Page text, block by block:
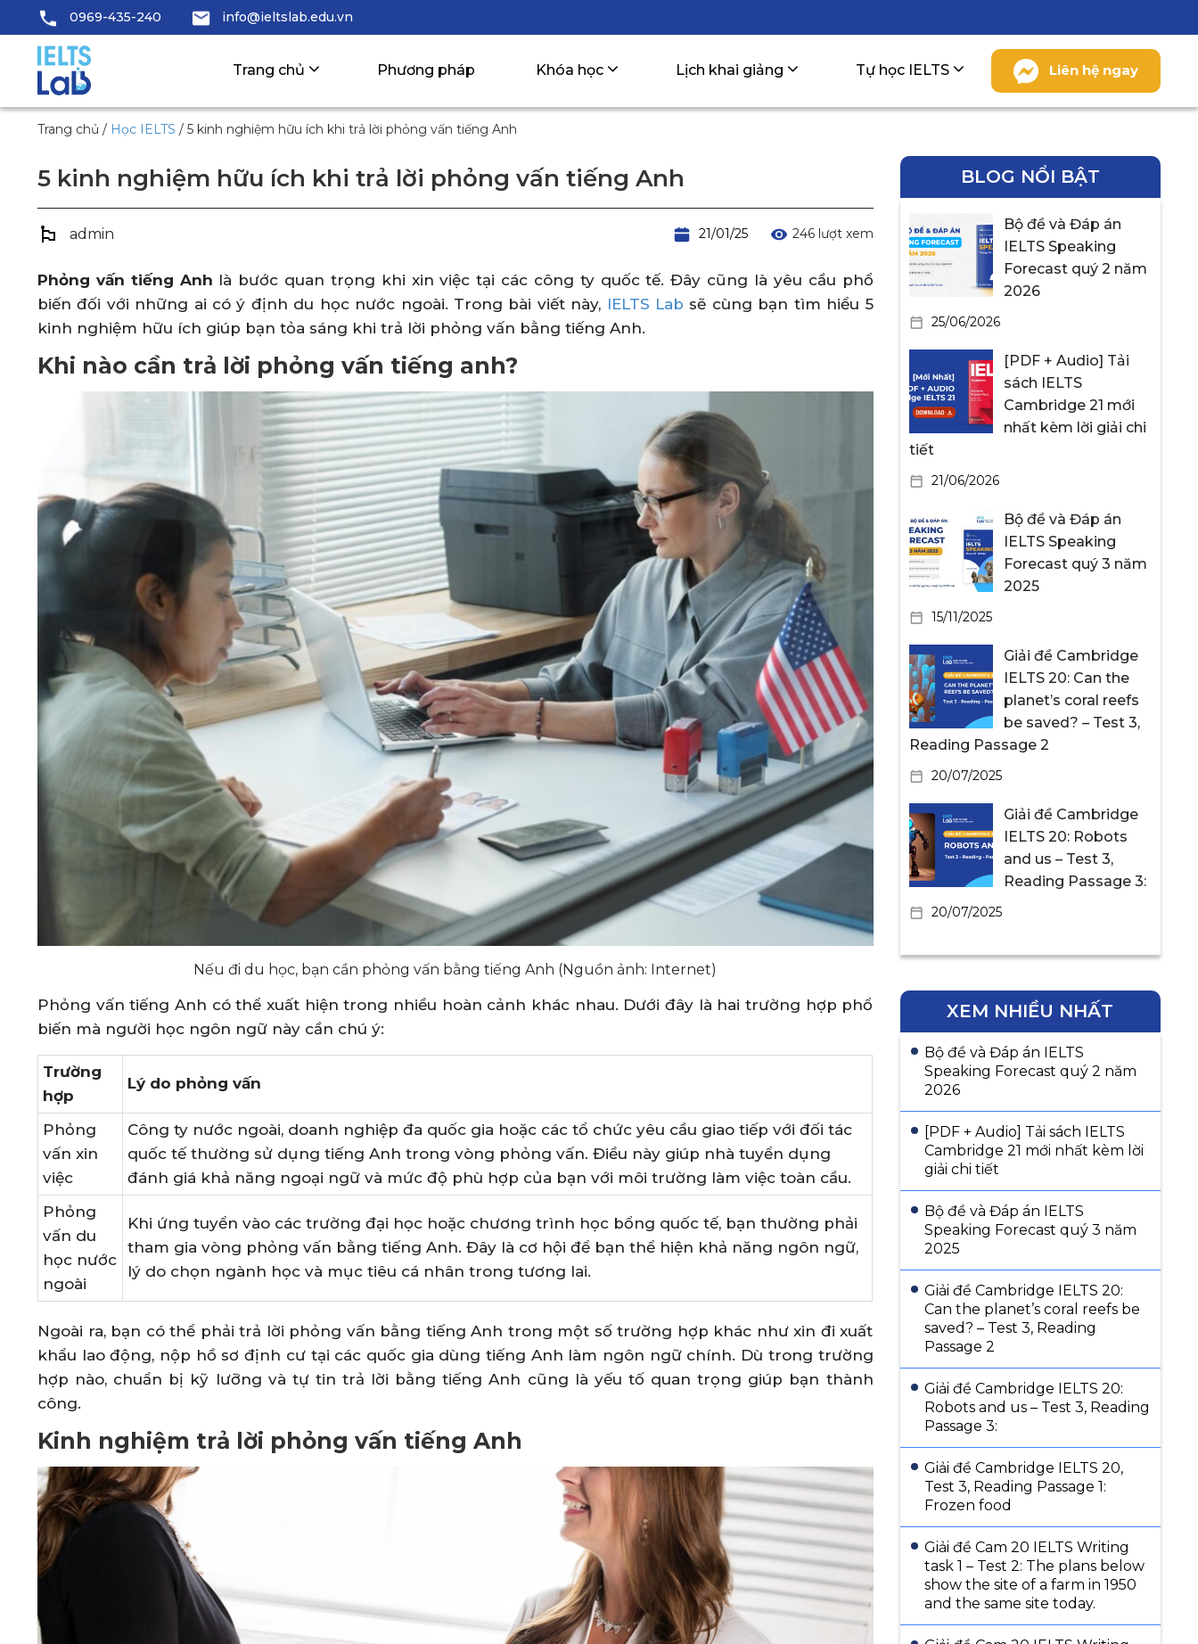
0969-435-240 info@ieltslab.edu.vn
Liên hệ ngay
Trang chủ Phương pháp Khóa học Lịch khai giảng Tự học IELTS
Trang chủ / Học IELTS / 5 kinh nghiệm hữu ích khi trả lời phỏng vấn tiếng Anh
5 kinh nghiệm hữu ích khi trả lời phỏng vấn tiếng Anh
admin 246 lượt xem
21/01/25
Phỏng vấn tiếng Anh là bước quan trọng khi xin việc tại các công ty quốc tế. Đây cũng là yêu cầu phổ
biến đối với những ai có ý định du học nước ngoài. Trong bài viết này, IELTS Lab sẽ cùng bạn tìm hiểu 5
kinh nghiệm hữu ích giúp bạn tỏa sáng khi trả lời phỏng vấn bằng tiếng Anh.
Khi nào cần trả lời phỏng vấn tiếng anh?
Nếu đi du học, bạn cần phỏng vấn bằng tiếng Anh (Nguồn ảnh: Internet)
Phỏng vấn tiếng Anh có thể xuất hiện trong nhiều hoàn cảnh khác nhau. Dưới đây là hai trường hợp phổ
biến mà người học ngôn ngữ này cần chú ý:
Trường
hợp
Lý do phỏng vấn
Phỏng
vấn xin
việc
Công ty nước ngoài, doanh nghiệp đa quốc gia hoặc các tổ chức yêu cầu giao tiếp với đối tác
quốc tế thường sử dụng tiếng Anh trong vòng phỏng vấn. Điều này giúp nhà tuyển dụng
đánh giá khả năng ngoại ngữ và mức độ phù hợp của bạn với môi trường làm việc toàn cầu.
Phỏng
vấn du
học nước
ngoài
Khi ứng tuyển vào các trường đại học hoặc chương trình học bổng quốc tế, bạn thường phải
tham gia vòng phỏng vấn bằng tiếng Anh. Đây là cơ hội để bạn thể hiện khả năng ngôn ngữ,
lý do chọn ngành học và mục tiêu cá nhân trong tương lai.
Ngoài ra, bạn có thể phải trả lời phỏng vấn bằng tiếng Anh trong một số trường hợp khác như xin đi xuất
khẩu lao động, nộp hồ sơ định cư tại các quốc gia dùng tiếng Anh làm ngôn ngữ chính. Dù trong trường
hợp nào, chuẩn bị kỹ lưỡng và tự tin trả lời bằng tiếng Anh cũng là yếu tố quan trọng giúp bạn thành
công.
Kinh nghiệm trả lời phỏng vấn tiếng Anh
BLOG NỔI BẬT
Bộ đề và Đáp án
IELTS Speaking
Forecast quý 2 năm
2026
25/06/2026
[PDF + Audio] Tải
sách IELTS
Cambridge 21 mới
nhất kèm lời giải chi
tiết
21/06/2026
Bộ đề và Đáp án
IELTS Speaking
Forecast quý 3 năm
2025
15/11/2025
Giải đề Cambridge
IELTS 20: Can the
planet’s coral reefs
be saved? – Test 3,
Reading Passage 2
20/07/2025
Giải đề Cambridge
IELTS 20: Robots
and us – Test 3,
Reading Passage 3:
20/07/2025
XEM NHIỀU NHẤT
Bộ đề và Đáp án IELTS
Speaking Forecast quý 2 năm
2026
[PDF + Audio] Tải sách IELTS
Cambridge 21 mới nhất kèm lời
giải chi tiết
Bộ đề và Đáp án IELTS
Speaking Forecast quý 3 năm
2025
Giải đề Cambridge IELTS 20:
Can the planet’s coral reefs be
saved? – Test 3, Reading
Passage 2
Giải đề Cambridge IELTS 20:
Robots and us – Test 3, Reading
Passage 3:
Giải đề Cambridge IELTS 20,
Test 3, Reading Passage 1:
Frozen food
Giải đề Cam 20 IELTS Writing
task 1 – Test 2: The plans below
show the site of a farm in 1950
and the same site today.